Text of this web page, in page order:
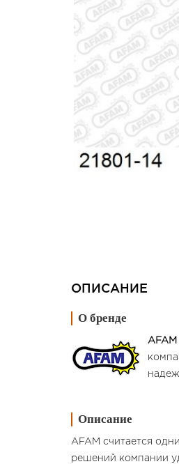
ОПИСАНИЕ
О бренде
AFAM
Описание
AFAM считается
решений компании